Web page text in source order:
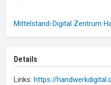
Mittelstand-Digital Zentrum
Details
Links: https://